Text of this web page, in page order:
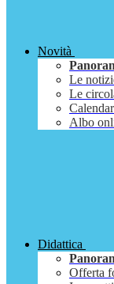
Novità
Le
Le
Albo
Didattica
Offerta